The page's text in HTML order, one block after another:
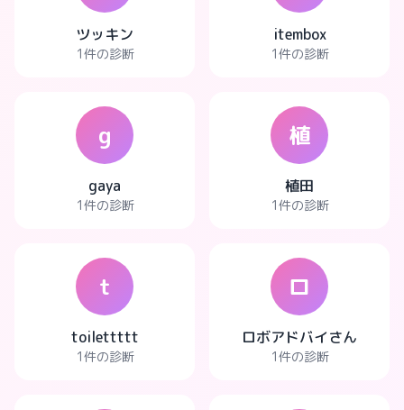
ツッキン
1件の診断
itembox
1件の診断
g
gaya
1件の診断
植
植田
1件の診断
t
toilettttt
1件の診断
ロ
ロボアドバイさん
1件の診断